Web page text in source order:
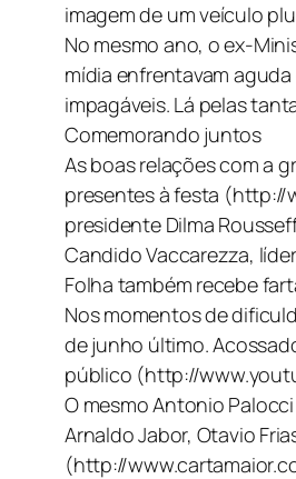
imagem de um veículo
No mesmo ano, o ex-
mídia enfrentavam
impagáveis. Lá pelas
Comemorando juntos
As boas relações com a
presentes à festa
presidente Dilma
Candido Vaccarezza,
Folha também recebe
Nos momentos de
de junho último.
público (http://
O mesmo Antonio
Arnaldo Jabor, Otavio
(http://